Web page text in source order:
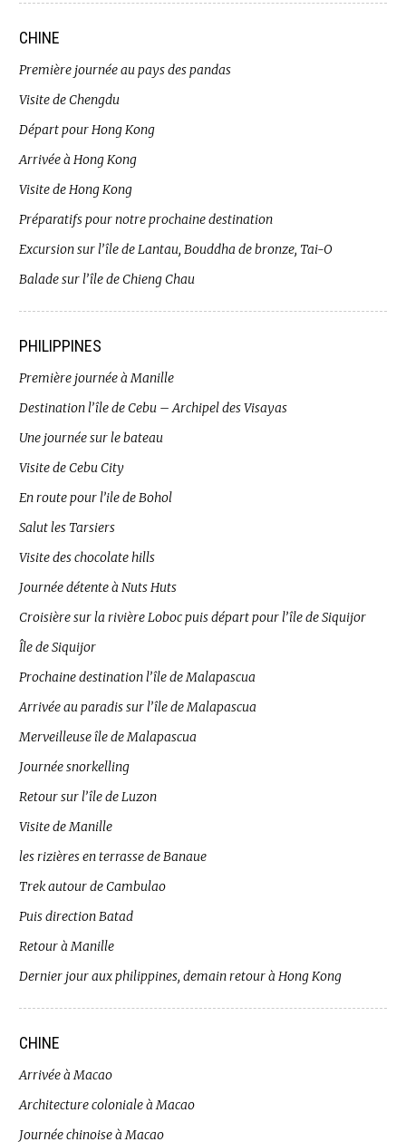
CHINE
Première journée au pays des pandas
Visite de Chengdu
Départ pour Hong Kong
Arrivée à Hong Kong
Visite de Hong Kong
Préparatifs pour notre prochaine destination
Excursion sur l’île de Lantau, Bouddha de bronze, Tai-O
Balade sur l’île de Chieng Chau
PHILIPPINES
Première journée à Manille
Destination l’île de Cebu – Archipel des Visayas
Une journée sur le bateau
Visite de Cebu City
En route pour l’ile de Bohol
Salut les Tarsiers
Visite des chocolate hills
Journée détente à Nuts Huts
Croisière sur la rivière Loboc puis départ pour l’île de Siquijor
Île de Siquijor
Prochaine destination l’île de Malapascua
Arrivée au paradis sur l’île de Malapascua
Merveilleuse île de Malapascua
Journée snorkelling
Retour sur l’île de Luzon
Visite de Manille
les rizières en terrasse de Banaue
Trek autour de Cambulao
Puis direction Batad
Retour à Manille
Dernier jour aux philippines, demain retour à Hong Kong
CHINE
Arrivée à Macao
Architecture coloniale à Macao
Journée chinoise à Macao